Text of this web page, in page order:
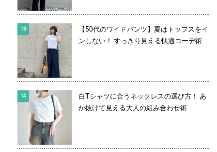
【50代のワイドパンツ】夏はトップスをイ
ンしない！ すっきり見える快適コーデ術
白Tシャツに合うネックレスの選び方！ あ
か抜けて見える大人の組み合わせ術